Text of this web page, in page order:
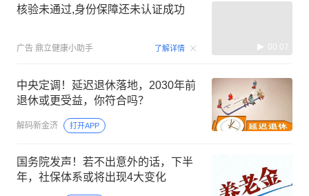
核验未通过,身份保障还未认证成功
广告 鼎立健康小助手 了解详情 00:07
中央定调！延迟退休落地，2030年前
退休或更受益，你符合吗？
解码新金济 打开APP
国务院发声！若不出意外的话，下半
年，社保体系或将出现4大变化